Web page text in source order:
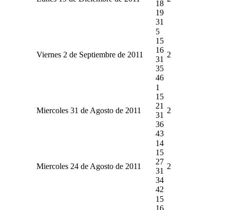
18
19
31
Viernes 2 de Septiembre de 2011
5
15
16
31
35
46
2
Miercoles 31 de Agosto de 2011
1
15
21
31
36
43
2
Miercoles 24 de Agosto de 2011
14
15
27
31
34
42
2
15
16